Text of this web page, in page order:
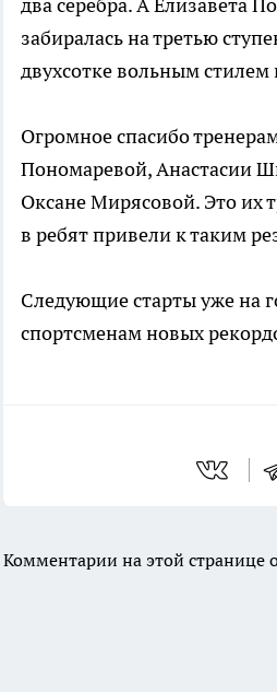
забиралась на третью
двухсотке вольным стилем
Огромное спасибо
Пономаревой, Анастасии
Оксане Мирясовой. Это их
в ребят привели к таким
Следующие старты уже на
спортсменам новых
Комментарии на этой странице